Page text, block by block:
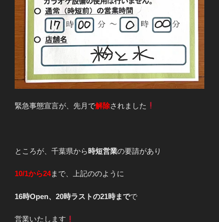
緊急事態宣言が、先月で解除されました
ところが、千葉県から時短営業の要請があり
10/1から24まで、上記ののように
16時Open、20時ラストの21時までで
営業いたします